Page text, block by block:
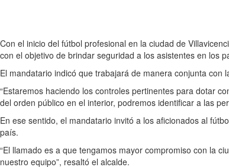
Con el inicio del fútbol profesional en la ciudad de
con el objetivo de brindar seguridad a los asistentes en los
El mandatario indicó que trabajará de manera conjunta
“Estaremos haciendo los controles pertinentes para dotar
del orden público en el interior, podremos identificar a las
En ese sentido, el mandatario invitó a los aficionados al
país.
“El llamado es a que tengamos mayor compromiso con la
nuestro equipo”, resaltó el alcalde.